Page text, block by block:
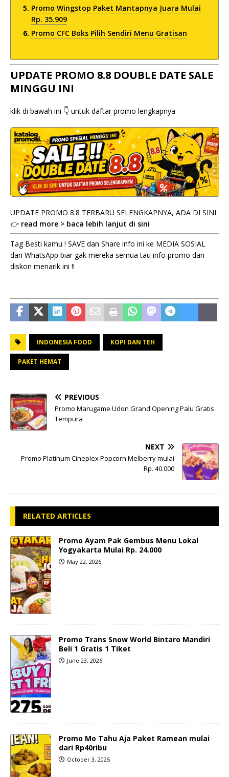
Promo Wingstop Paket Mantapnya Juara Mulai
Rp. 35.909
Promo CFC Boks Pilih Sendiri Menu Gratisan
UPDATE PROMO 8.8 DOUBLE DATE SALE
MINGGU INI
klik di bawah ini 👇 untuk daftar promo lengkapnya
UPDATE PROMO 8.8 TERBARU SELENGKAPNYA, ADA DI SINI
👉 read more > baca lebih lanjut di sini
Tag Besti kamu ! SAVE dan Share info ini ke MEDIA SOSIAL
dan WhatsApp biar gak mereka semua tau info promo dan
diskon menarik ini !!
INDONESIA FOOD KOPI DAN TEH
PAKET HEMAT
PREVIOUS
Promo Marugame Udon Grand Opening Palu Gratis
Tempura
NEXT
Promo Platinum Cineplex Popcorn Melberry mulai
Rp. 40.000
RELATED ARTICLES
Promo Ayam Pak Gembus Menu Lokal
Yogyakarta Mulai Rp. 24.000
May 22, 2026
Promo Trans Snow World Bintaro Mandiri
Beli 1 Gratis 1 Tiket
June 23, 2026
Promo Mo Tahu Aja Paket Ramean mulai
dari Rp40ribu
October 3, 2025